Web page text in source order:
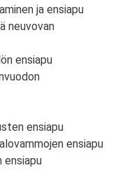
ja ensiapu
neuvovan
ensiapu
ensiapu
ensiapu
ensiapu